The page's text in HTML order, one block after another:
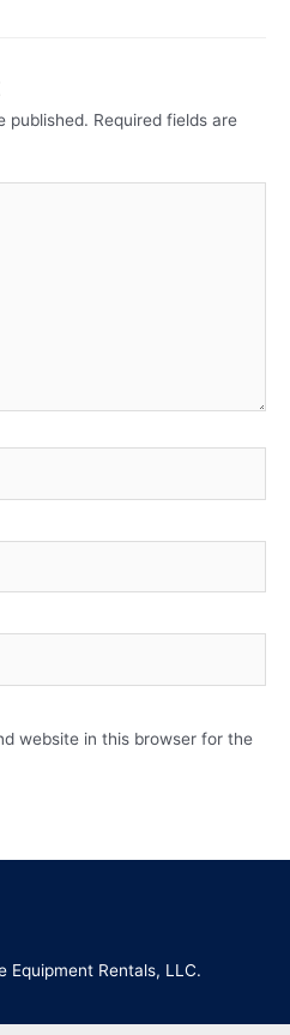
published. Required fields are
website in this browser for the
Rentals, LLC.